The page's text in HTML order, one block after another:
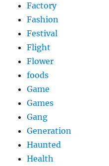
Factory
Fashion
Festival
Flight
Flower
foods
Game
Games
Gang
Generation
Haunted
Health